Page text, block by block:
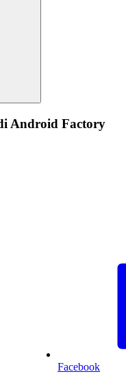
Android Factory
Facebook